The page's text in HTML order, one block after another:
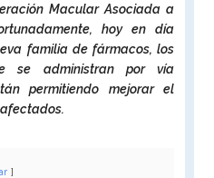
Macular Asociada a
hoy en día
familia de fármacos, los
se administran por vía
permitiendo mejorar el